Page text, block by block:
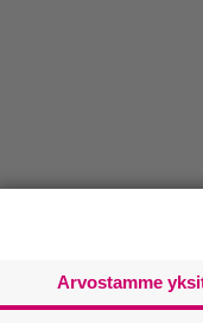
Arvostamme